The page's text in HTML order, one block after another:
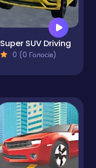
Super SUV Driving
0 (0 Голосів)